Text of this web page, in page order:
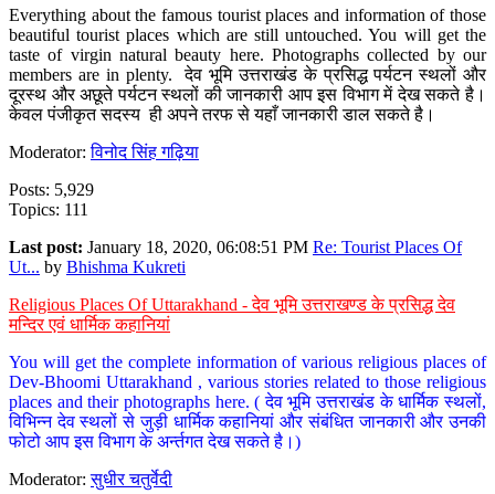
Everything about the famous tourist places and information of those
beautiful tourist places which are still untouched. You will get the
taste of virgin natural beauty here. Photographs collected by our
members are in plenty. देव भूमि उत्तराखंड के प्रसिद्ध पर्यटन स्थलों और
दूरस्थ और अछूते पर्यटन स्थलों की जानकारी आप इस विभाग में देख सकते है।
केवल पंजीकृत सदस्य ही अपने तरफ से यहाँ जानकारी डाल सकते है।
Moderator:विनोद सिंह गढ़िया
Posts: 5,929
Topics: 111
Last post: January 18, 2020, 06:08:51 PM Re: Tourist Places Of
Ut... by Bhishma Kukreti
Religious Places Of Uttarakhand - देव भूमि उत्तराखण्ड के प्रसिद्ध देव
मन्दिर एवं धार्मिक कहानियां
You will get the complete information of various religious places of
Dev-Bhoomi Uttarakhand , various stories related to those religious
places and their photographs here. ( देव भूमि उत्तराखंड के धार्मिक स्थलों,
विभिन्न देव स्थलों से जुड़ी धार्मिक कहानियां और संबंधित जानकारी और उनकी
फोटो आप इस विभाग के अर्न्तगत देख सकते है।)
Moderator:सुधीर चतुर्वेदी